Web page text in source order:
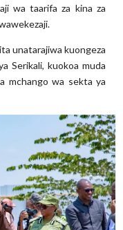
wa taarifa za kina za
unatarajiwa kuongeza
Serikali, kuokoa muda
mchango wa sekta ya